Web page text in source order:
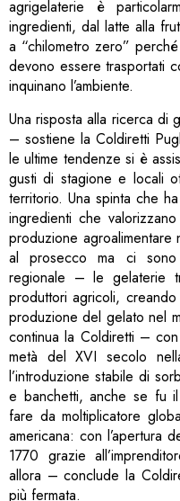
agrigelaterie è
ingredienti, dal latte alla
a “chilometro zero”
devono essere trasportati
inquinano l’ambiente.
Una risposta alla ricerca di
– sostiene la Coldiretti
le ultime tendenze si è
gusti di stagione e locali
territorio. Una spinta che
ingredienti che
produzione
al prosecco ma ci
regionale – le gelaterie
produttori agricoli,
produzione del gelato nel
continua la Coldiretti –
metà del XVI secolo
l’introduzione stabile di
e banchetti, anche se fu
fare da moltiplicatore
americana: con l’apertura
1770 grazie
allora – conclude la
più fermata.